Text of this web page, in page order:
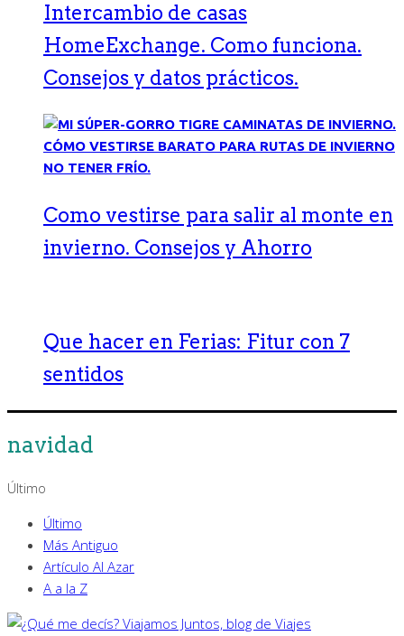
Intercambio de casas
HomeExchange. Como funciona.
Consejos y datos prácticos.
Como vestirse para salir al monte en
invierno. Consejos y Ahorro
Que hacer en Ferias: Fitur con 7
sentidos
navidad
Último
Último
Más Antiguo
Artículo Al Azar
A a la Z